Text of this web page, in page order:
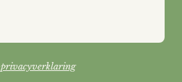
privacyverklaring